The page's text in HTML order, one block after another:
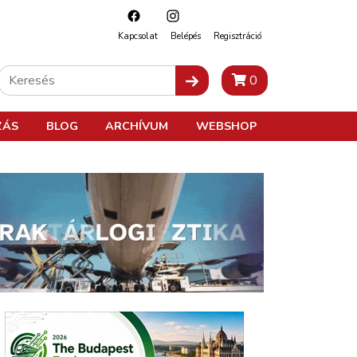
Kapcsolat Belépés Regisztráció
0
BLOG ARCHÍVUM WEBSHOP